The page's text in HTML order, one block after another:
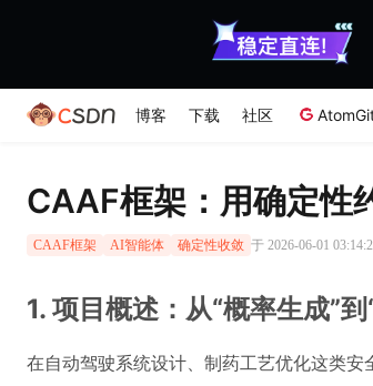
博客 下载 社区
CAAF框架：用确定性
CAAF框架 AI智能体 确定性收敛 于 2026-06-01
1. 项目概述：从“概率生成”
在自动驾驶系统设计、制药工艺优化这类